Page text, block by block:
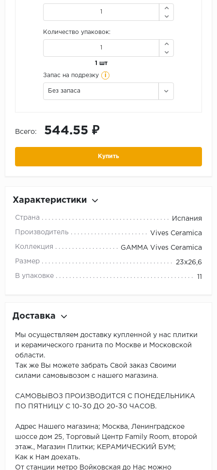
Количество упаковок:
1 шт
Запас на подрезку i
Без запаса
Всего: 544.55 ₽
Купить
Характеристики
Страна Испания
Производитель Vives Ceramica
Коллекция GAMMA Vives Ceramica
Размер 23x26,6
В упаковке 11
Доставка
Мы осуществляем доставку купленной у нас плитки
и керамического гранита по Москве и Московской
области.
Так же Вы можете забрать Свой заказ Своими
силами самовывозом с нашего магазина.
САМОВЫВОЗ ПРОИЗВОДИТСЯ С ПОНЕДЕЛЬНИКА
ПО ПЯТНИЦУ С 10-30 ДО 20-30 ЧАСОВ.
Адрес Нашего магазина; Москва, Ленинградское
шоссе дом 25, Торговый Центр Family Room, второй
этаж., Магазин Плитки; КЕРАМИЧЕСКИЙ БУМ;
Как к Нам доехать.
От станции метро Войковская до Нас можно